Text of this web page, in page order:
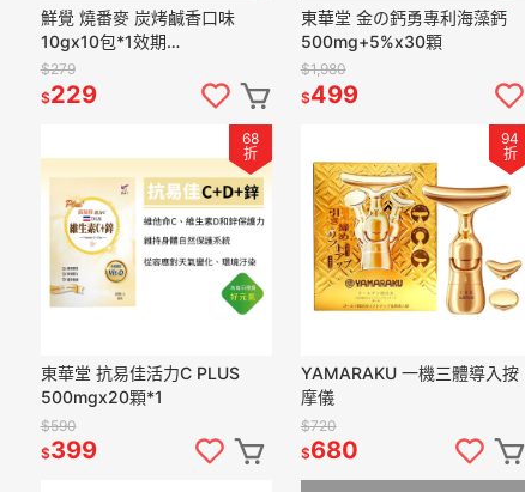
鮮覺 燒番麥 炭烤鹹香口味
10gx10包*1效期
26.11.16【贈】Glico 格力高
Popcan造型棒棒糖3入組*2
$279
$229
東華堂 金の鈣勇專利海藻鈣
500mg+5%x30顆
$1,980
$499
68
折
東華堂 抗易佳活力C PLUS
500mgx20顆*1
$590
$399
94
折
YAMARAKU 一機三體導入按
摩儀
$720
$680